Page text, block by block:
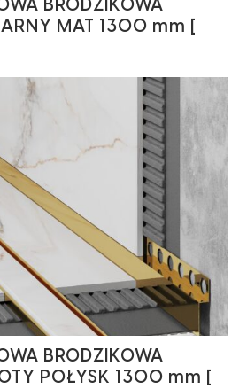
BRODZIKOWA
MAT 1300 mm [
BRODZIKOWA
POŁYSK 1300 mm [